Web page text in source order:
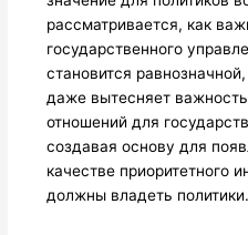
рассматривается, как
государственного
становится
даже вытесняет
отношений для
создавая основу для
качестве приоритетного
должны владеть политики.